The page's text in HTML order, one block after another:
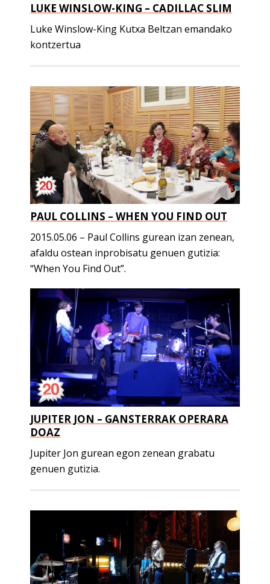
LUKE WINSLOW-KING – CADILLAC SLIM
Luke Winslow-King Kutxa Beltzan emandako
kontzertua
PAUL COLLINS – WHEN YOU FIND OUT
2015.05.06 – Paul Collins gurean izan zenean,
afaldu ostean inprobisatu genuen gutizia:
“When You Find Out”.
JUPITER JON – GANSTERRAK OPERARA
DOAZ
Jupiter Jon gurean egon zenean grabatu
genuen gutizia.